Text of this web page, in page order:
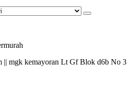
|| mgk kemayoran Lt Gf Blok d6b No 3